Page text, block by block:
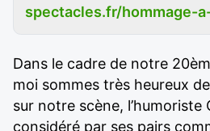
spectacles.fr/hommage-
Dans le cadre de notre
moi sommes très heureux
sur notre scène, l’humoriste
considéré par ses pairs